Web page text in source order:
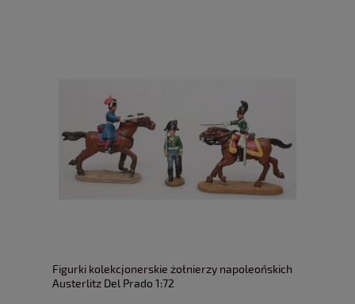
Figurki kolekcjonerskie żołnierzy napoleońskich
Austerlitz Del Prado 1:72